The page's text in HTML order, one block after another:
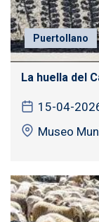
Puertollano
La huella del
15-04-
Museo